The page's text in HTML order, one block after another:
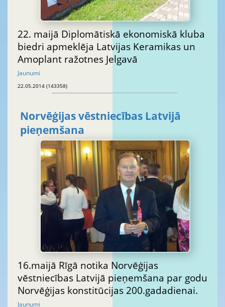
22. maijā Diplomātiskā ekonomiskā kluba
biedri apmeklēja Latvijas Keramikas un
Amoplant ražotnes Jelgavā
Jaunumi
22.05.2014 (143358)
Norvēģijas vēstniecības Latvijā
pieņemšana
16.maijā Rīgā notika Norvēģijas
vēstniecības Latvijā pieņemšana par godu
Norvēģijas konstitūcijas 200.gadadienai.
Jaunumi